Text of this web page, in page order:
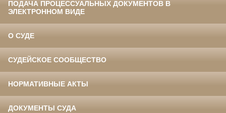
ПОДАЧА ПРОЦЕССУАЛЬНЫХ ДОКУМЕНТОВ В
ЭЛЕКТРОННОМ ВИДЕ
О СУДЕ
СУДЕЙСКОЕ СООБЩЕСТВО
НОРМАТИВНЫЕ АКТЫ
ДОКУМЕНТЫ СУДА